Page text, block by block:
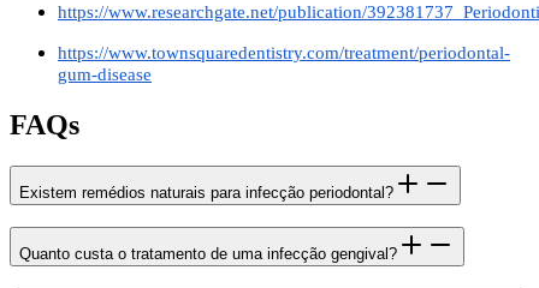
https://www.researchgate.net/publication/
https://www.townsquaredentistry.com/treatment/periodontal-
gum-disease
FAQs
Existem remédios naturais para infecção periodontal?
Quanto custa o tratamento de uma infecção gengival?